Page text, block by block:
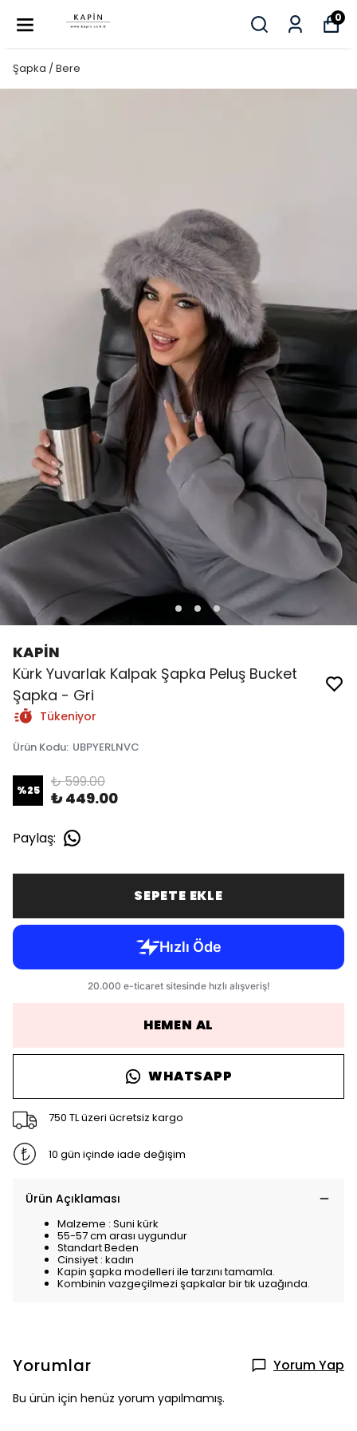
0
Şapka / Bere
KAPİN
Kürk Yuvarlak Kalpak Şapka Peluş Bucket
Şapka - Gri
Tükeniyor
Ürün Kodu: UBPYERLNVC
%25 ₺ 599.00
₺ 449.00
Paylaş:
SEPETE EKLE
HEMEN AL
WHATSAPP
750 TL üzeri ücretsiz kargo
10 gün içinde iade değişim
Ürün Açıklaması
Malzeme : Suni kürk
55-57 cm arası uygundur
Standart Beden
Cinsiyet : kadın
Kapin şapka modelleri ile tarzını tamamla.
Kombinin vazgeçilmezi şapkalar bir tık uzağında.
Yorumlar Yorum Yap
Bu ürün için henüz yorum yapılmamış.